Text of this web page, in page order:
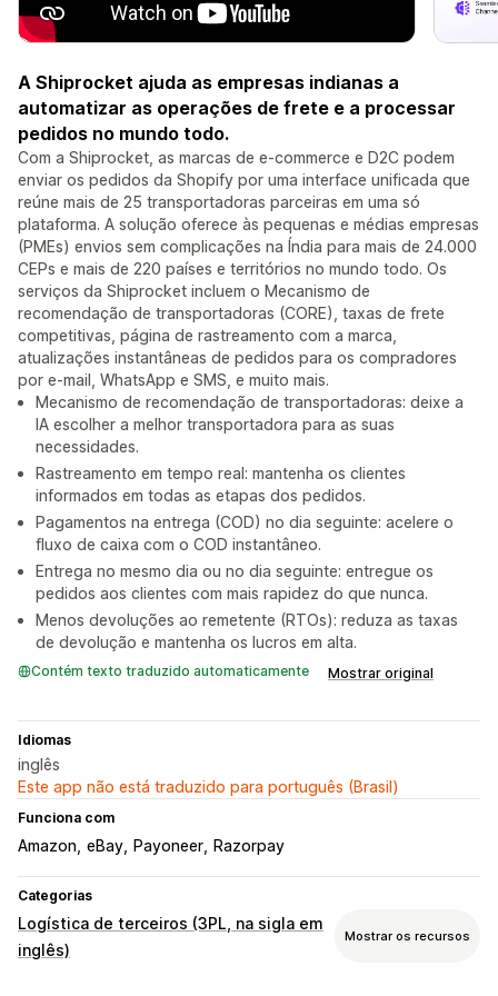
A Shiprocket ajuda as empresas indianas a
automatizar as operações de frete e a processar
pedidos no mundo todo.
Com a Shiprocket, as marcas de e-commerce e D2C podem
enviar os pedidos da Shopify por uma interface unificada que
reúne mais de 25 transportadoras parceiras em uma só
plataforma. A solução oferece às pequenas e médias empresas
(PMEs) envios sem complicações na Índia para mais de 24.000
CEPs e mais de 220 países e territórios no mundo todo. Os
serviços da Shiprocket incluem o Mecanismo de
recomendação de transportadoras (CORE), taxas de frete
competitivas, página de rastreamento com a marca,
atualizações instantâneas de pedidos para os compradores
por e-mail, WhatsApp e SMS, e muito mais.
Mecanismo de recomendação de transportadoras: deixe a
IA escolher a melhor transportadora para as suas
necessidades.
Rastreamento em tempo real: mantenha os clientes
informados em todas as etapas dos pedidos.
Pagamentos na entrega (COD) no dia seguinte: acelere o
fluxo de caixa com o COD instantâneo.
Entrega no mesmo dia ou no dia seguinte: entregue os
pedidos aos clientes com mais rapidez do que nunca.
Menos devoluções ao remetente (RTOs): reduza as taxas
de devolução e mantenha os lucros em alta.
Contém texto traduzido automaticamente Mostrar original
Idiomas
inglês
Este app não está traduzido para português (Brasil)
Funciona com
Amazon eBay Payoneer Razorpay
Categorias
Logística de terceiros (3PL, na sigla em
inglês)
Mostrar os recursos